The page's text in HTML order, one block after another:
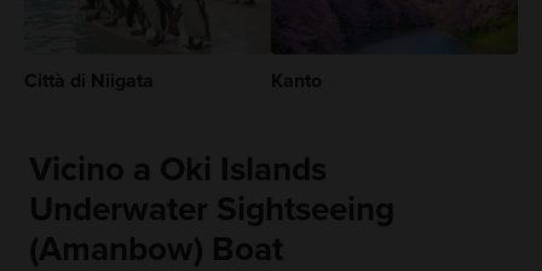
Città di Niigata Kanto
Vicino a Oki Islands
Underwater Sightseeing
(Amanbow) Boat